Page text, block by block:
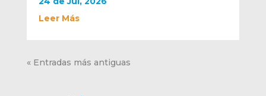
Leer Más
« Entradas más antiguas